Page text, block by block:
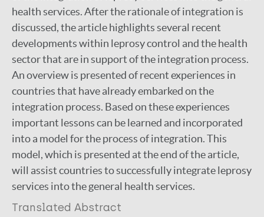
health services. After the rationale of integration is
discussed, the article highlights several recent
developments within leprosy control and the health
sector that are in support of the integration process.
An overview is presented of recent experiences in
countries that have already embarked on the
integration process. Based on these experiences
important lessons can be learned and incorporated
into a model for the process of integration. This
model, which is presented at the end of the article,
will assist countries to successfully integrate leprosy
services into the general health services.
Translated Abstract